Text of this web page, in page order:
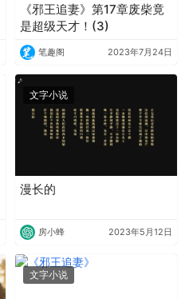
《邪王追妻》第17章废柴竟
是超级天才！(3)
笔趣阁 2023年7月24日
文字小说
漫长的
房小蜂 2023年5月12日
文字小说